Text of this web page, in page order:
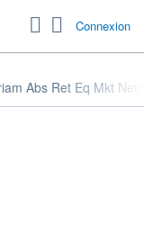
Connexion
Abs Ret Eq Mkt